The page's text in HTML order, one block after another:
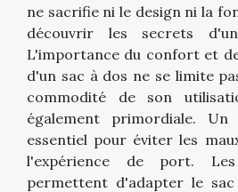
ne sacrifie ni le design ni la
découvrir les secrets
L'importance du confort et
d'un sac à dos ne se limite
commodité de son
également primordiale.
essentiel pour éviter les
l'expérience de port.
permettent d'adapter le